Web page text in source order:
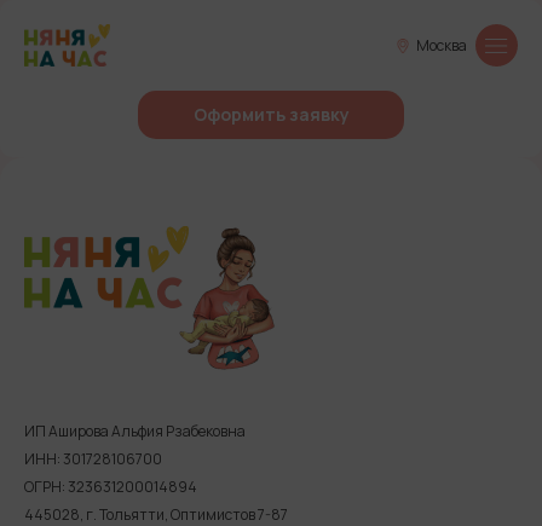
Москва
Оформить заявку
ИП Аширова Альфия Рзабековна
ИНН: 301728106700
ОГРН: 323631200014894
445028, г. Тольятти, Оптимистов 7-87